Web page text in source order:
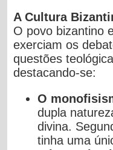
A Cultura
O povo bizantino
exerciam os
questões
destacando-se:
O
dupla
divina.
tinha uma